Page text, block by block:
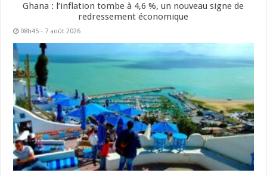
Ghana : l’inflation tombe à 4,6 %, un nouveau signe de
redressement économique
08h45 - 7 août 2026